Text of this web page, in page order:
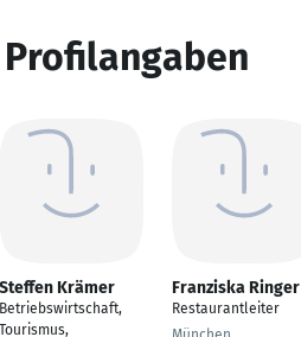
Steffen Krämer
Betriebswirtschaft,
Tourismus,
Franziska Ringer
Restaurantleiter